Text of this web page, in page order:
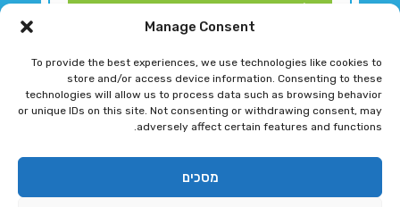
Manage Consent
To provide the best experiences, we use technologies like cookies to
store and/or access device information. Consenting to these
technologies will allow us to process data such as browsing behavior
or unique IDs on this site. Not consenting or withdrawing consent, may
adversely affect certain features and functions.
מסכים